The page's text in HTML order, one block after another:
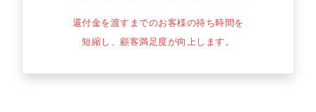
還付金を渡すまでのお客様の待ち時間を
短縮し、顧客満足度が向上します。